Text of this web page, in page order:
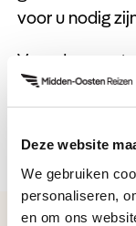
Deze website
We gebruiken
personaliseren,
en om ons
voor u nodig
Voor de meest
om advies in te